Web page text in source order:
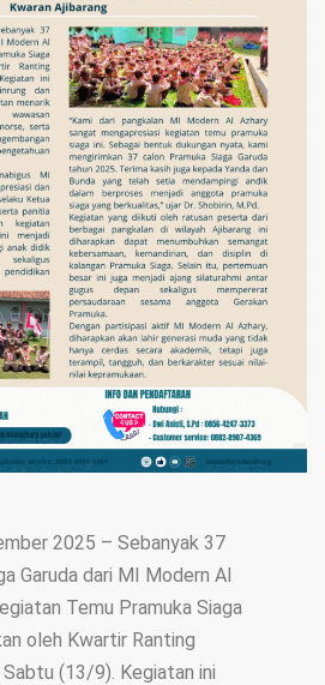
2025 – Sebanyak 37
Garuda dari MI Modern Al
Temu Pramuka Siaga
oleh Kwartir Ranting
Sabtu (13/9). Kegiatan ini